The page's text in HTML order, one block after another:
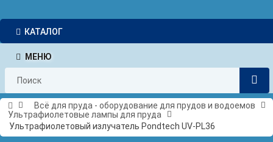
КАТАЛОГ
МЕНЮ
Всё для пруда - оборудование для прудов и водоемов
Ультрафиолетовые лампы для пруда
Ультрафиолетовый излучатель Pondtech UV-PL36